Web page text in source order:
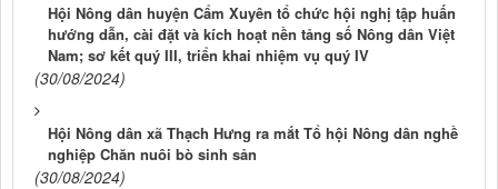
Hội Nông dân huyện Cẩm Xuyên tổ chức hội nghị tập huấn
hướng dẫn, cài đặt và kích hoạt nền tảng số Nông dân Việt
Nam; sơ kết quý III, triển khai nhiệm vụ quý IV
(30/08/2024)
Hội Nông dân xã Thạch Hưng ra mắt Tổ hội Nông dân nghề
nghiệp Chăn nuôi bò sinh sản
(30/08/2024)